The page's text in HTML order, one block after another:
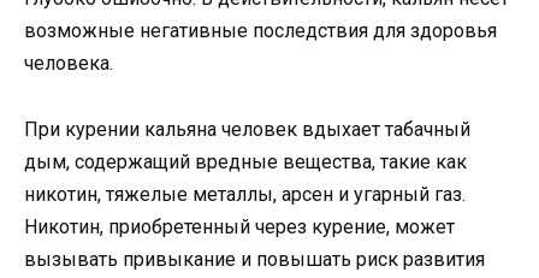
возможные негативные последствия для здоровья
человека.
При курении кальяна человек вдыхает табачный
дым, содержащий вредные вещества, такие как
никотин, тяжелые металлы, арсен и угарный газ.
Никотин, приобретенный через курение, может
вызывать привыкание и повышать риск развития